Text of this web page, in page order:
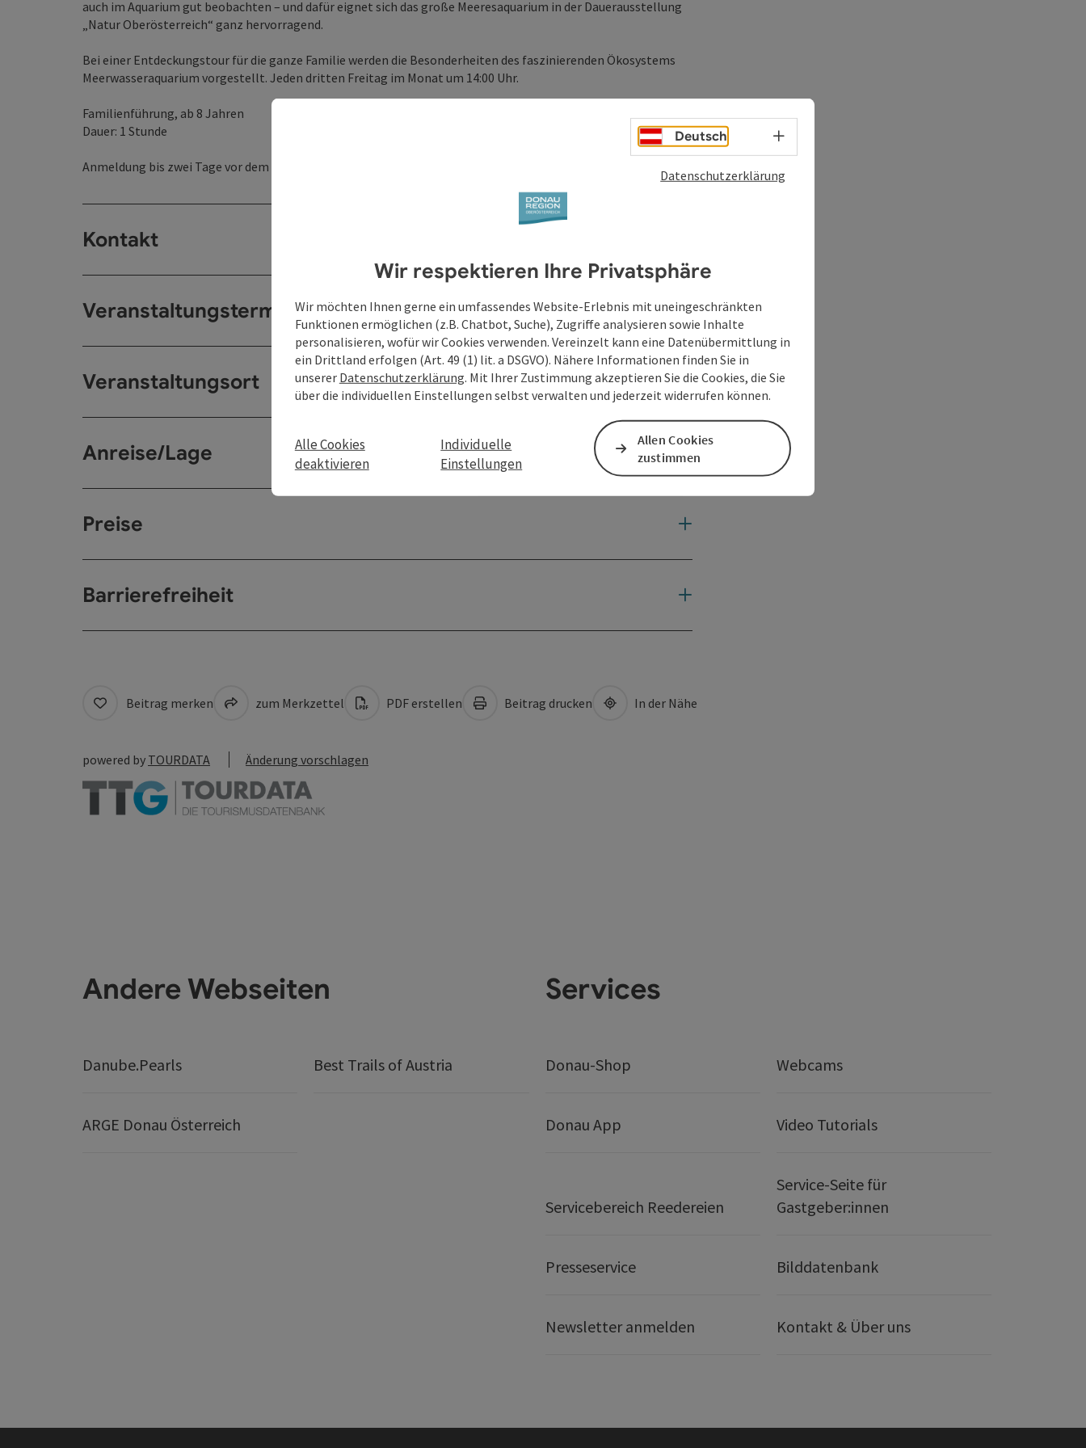
auch im Aquarium gut beobachten – und dafür eignet sich das große Meeresaquarium in der Dauerausstellung
„Natur Oberösterreich“ ganz hervorragend.
Bei einer Entdeckungstour für die ganze Familie werden die Besonderheiten des faszinierenden Ökosystems
Meerwasseraquarium vorgestellt. Jeden dritten Freitag im Monat um 14:00 Uhr.
Familienführung, ab 8 Jahren
Dauer: 1 Stunde
Anmeldung bis zwei Tage vor dem Termin:
Kontakt
Veranstaltungstermin/e
Veranstaltungsort
Anreise/Lage
Preise
Barrierefreiheit
Beitrag merken zum Merkzettel PDF erstellen Beitrag drucken In der Nähe
powered by TOURDATA Änderung vorschlagen
Andere Webseiten
Danube.Pearls Best Trails of Austria
ARGE Donau Österreich
Services
Donau-Shop Webcams
Donau App Video Tutorials
Servicebereich Reedereien
Service-Seite für
Gastgeber:innen
Presseservice Bilddatenbank
Newsletter anmelden Kontakt & Über uns
Deutsch Sprachwahl - Menü öffnen
Datenschutzerklärung
Wir respektieren Ihre Privatsphäre
Wir möchten Ihnen gerne ein umfassendes Website-Erlebnis mit uneingeschränkten
Funktionen ermöglichen (z.B. Chatbot, Suche), Zugriffe analysieren sowie Inhalte
personalisieren, wofür wir Cookies verwenden. Vereinzelt kann eine Datenübermittlung in
ein Drittland erfolgen (Art. 49 (1) lit. a DSGVO). Nähere Informationen finden Sie in
unserer Datenschutzerklärung. Mit Ihrer Zustimmung akzeptieren Sie die Cookies, die Sie
über die individuellen Einstellungen selbst verwalten und jederzeit widerrufen können.
Alle Cookies
deaktivieren
Individuelle
Einstellungen
Allen Cookies
zustimmen